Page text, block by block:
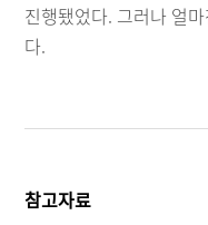
진행됐었다. 그러나 얼
다.
참고자료